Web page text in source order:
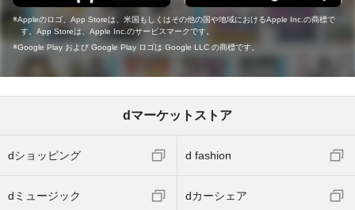
Appleのロゴ、App Storeは、米国もしくはその他の国や地域におけるApple Inc.の商標で
す。App Storeは、Apple Inc.のサービスマークです。
Google Play および Google Play ロゴは Google LLC の商標です。
dマーケットストア
dショッピング d fashion
dミュージック dカーシェア